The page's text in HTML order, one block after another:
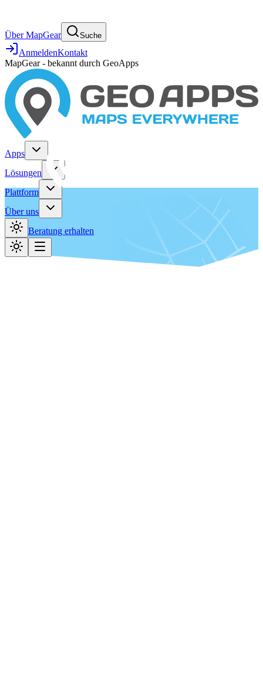
Über MapGear Suche
AnmeldenKontakt
MapGear - bekannt durch GeoApps
Apps
Lösungen
Plattform
Über uns
Beratung erhalten